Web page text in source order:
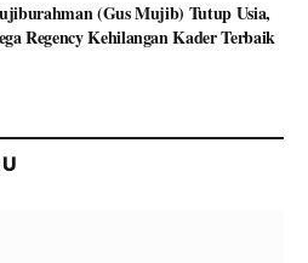
(Gus Mujib) Tutup Usia,
Regency Kehilangan Kader Terbaik